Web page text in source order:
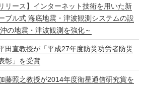
リース】インターネット技術を用いた新
ブル式 海底地震・津波観測システムの設
の地震・津波観測を強化～
田直教授が「平成27年度防災功労者防災
彰」を受賞
藤照之教授が2014年度衛星通信研究賞を